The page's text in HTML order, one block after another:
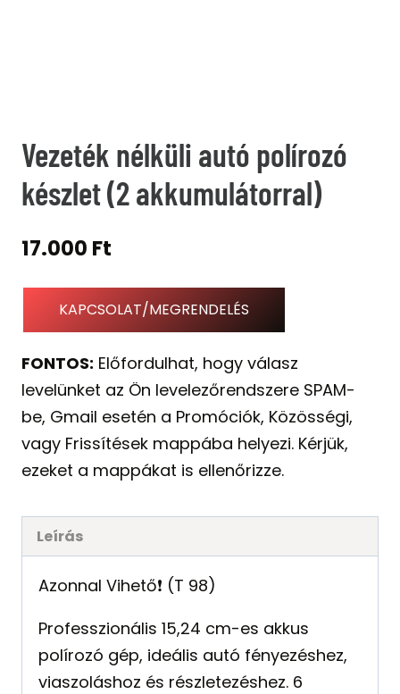
Vezeték nélküli autó polírozó
készlet (2 akkumulátorral)
17.000 Ft
KAPCSOLAT/MEGRENDELÉS
FONTOS: Előfordulhat, hogy válasz
levelünket az Ön levelezőrendszere SPAM-
be, Gmail esetén a Promóciók, Közösségi,
vagy Frissítések mappába helyezi. Kérjük,
ezeket a mappákat is ellenőrizze.
Leírás
Azonnal Vihető❗️ (T 98)
Professzionális 15,24 cm-es akkus
polírozó gép, ideális autó fényezéshez,
viaszoláshoz és részletezéshez. 6